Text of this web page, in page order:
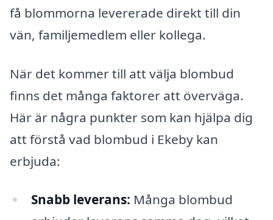
få blommorna levererade direkt till din
vän, familjemedlem eller kollega.
När det kommer till att välja blombud
finns det många faktorer att överväga.
Här är några punkter som kan hjälpa dig
att förstå vad blombud i Ekeby kan
erbjuda:
Snabb leverans: Många blombud